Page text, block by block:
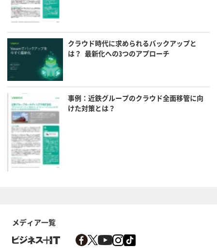
クラウド時代に求められるバックアップと
は？ 最新化への3つのアプローチ
事例：近鉄グループのクラウド全面移管に向
けた対策とは？
メディア一覧